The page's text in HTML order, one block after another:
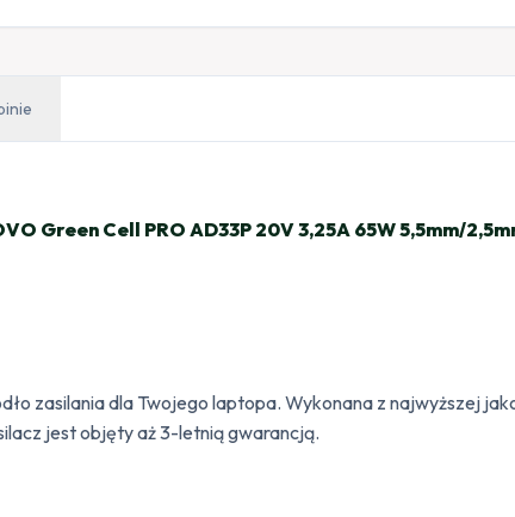
Green Cell PRO AD33P 20V 3,25A 65W 5,5mm/
zasilania dla Twojego laptopa. Wykonana z najwyższej
jest objęty aż 3-letnią gwarancją.